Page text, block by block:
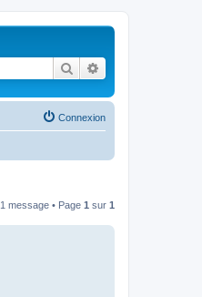
Rechercher
Connexion
1 message • Page 1 sur 1